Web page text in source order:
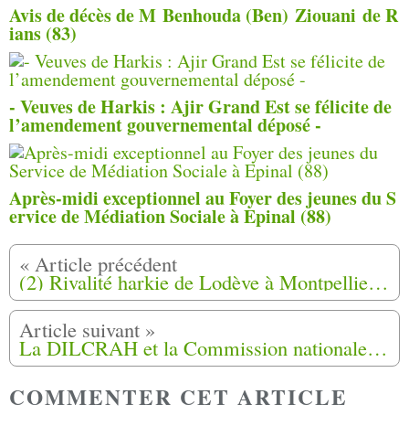
Avis de décès de M Benhouda (Ben) Ziouani de R
ians (83)
- Veuves de Harkis : Ajir Grand Est se félicite de
l’amendement gouvernemental déposé -
Après-midi exceptionnel au Foyer des jeunes du S
ervice de Médiation Sociale à Epinal (88)
(2) Rivalité harkie de Lodève à Montpellier : Ahmed Bakiri est condamné à vingt ans de réclusion criminelle
La DILCRAH et la Commission nationale indépendante Harkis (CNIH) concrétisent leur mobilisation pour la protection des harkis contre les manifestations de haine en signant un protocole
COMMENTER CET ARTICLE